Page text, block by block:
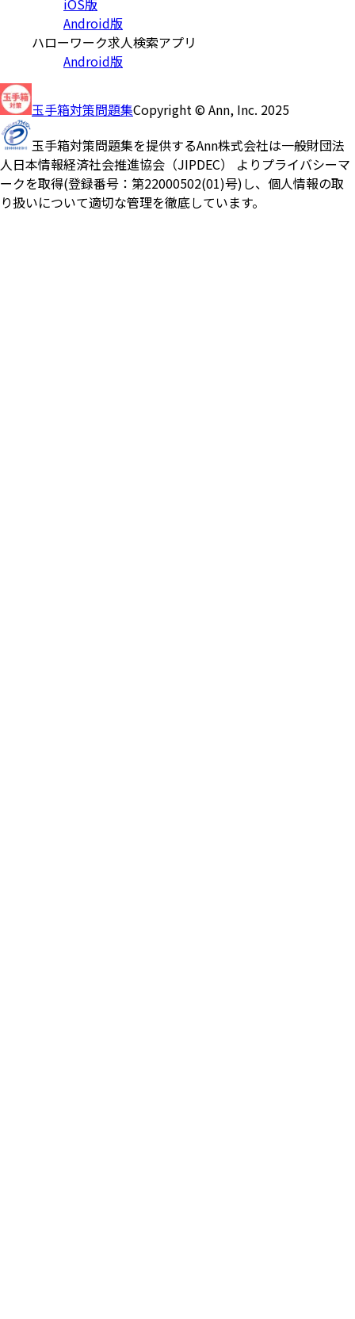
iOS版
Android版
ハローワーク求人検索アプリ
Android版
玉手箱対策問題集Copyright © Ann, Inc. 2025
玉手箱対策問題集を提供するAnn株式会社は一般財団法
人日本情報経済社会推進協会（JIPDEC） よりプライバシーマ
ークを取得(登録番号：第22000502(01)号)し、個人情報の取
り扱いについて適切な管理を徹底しています。